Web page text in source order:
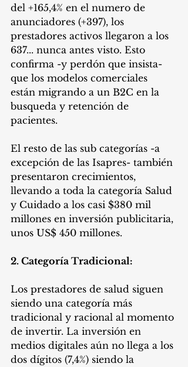
del +165,4% en el numero de
anunciadores (+397), los
prestadores activos llegaron a los
637... nunca antes visto. Esto
confirma -y perdón que insista-
que los modelos comerciales
están migrando a un B2C en la
busqueda y retención de
pacientes.
El resto de las sub categorías -a
excepción de las Isapres- también
presentaron crecimientos,
llevando a toda la categoría Salud
y Cuidado a los casi $380 mil
millones en inversión publicitaria,
unos US$ 450 millones.
2. Categoría Tradicional:
Los prestadores de salud siguen
siendo una categoría más
tradicional y racional al momento
de invertir. La inversión en
medios digitales aún no llega a los
dos dígitos (7,4%) siendo la